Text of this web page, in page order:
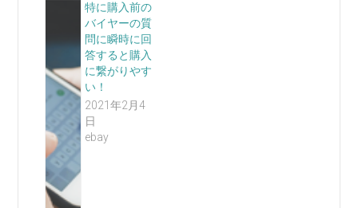
特に購入前の
バイヤーの質
問に瞬時に回
答すると購入
に繋がりやす
い！
2021年2月4
日
ebay